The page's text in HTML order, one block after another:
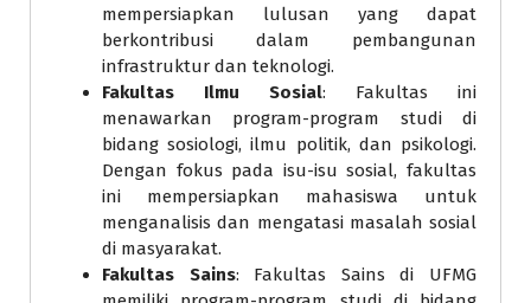
mempersiapkan lulusan yang dapat
berkontribusi dalam pembangunan
infrastruktur dan teknologi.
Fakultas Ilmu Sosial: Fakultas ini
menawarkan program-program studi di
bidang sosiologi, ilmu politik, dan psikologi.
Dengan fokus pada isu-isu sosial, fakultas
ini mempersiapkan mahasiswa untuk
menganalisis dan mengatasi masalah sosial
di masyarakat.
Fakultas Sains: Fakultas Sains di UFMG